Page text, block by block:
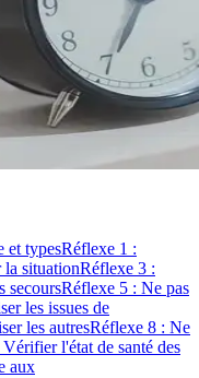
et typesRéflexe 1 :
la situationRéflexe 3 :
secoursRéflexe 5 : Ne pas
les issues de
les autresRéflexe 8 : Ne
l'état de santé des
aux